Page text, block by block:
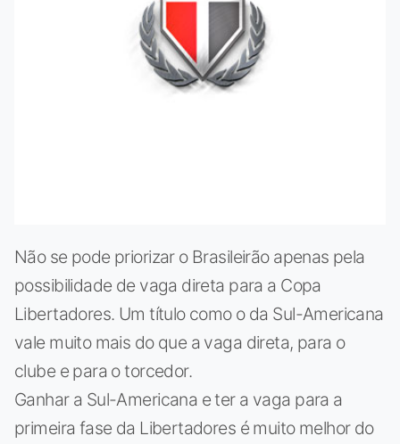
Não se pode priorizar o Brasileirão apenas pela
possibilidade de vaga direta para a Copa
Libertadores. Um título como o da Sul-Americana
vale muito mais do que a vaga direta, para o
clube e para o torcedor.
Ganhar a Sul-Americana e ter a vaga para a
primeira fase da Libertadores é muito melhor do